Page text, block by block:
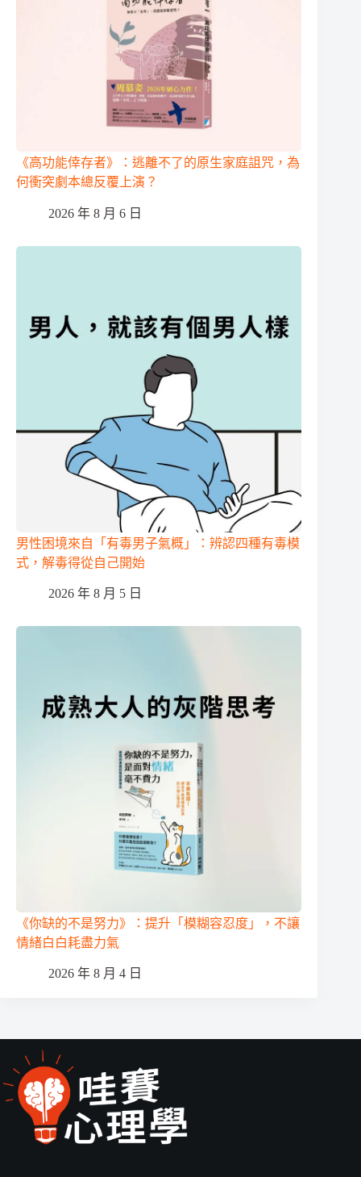
《高功能倖存者》：逃離不了的原生家庭詛咒，為
何衝突劇本總反覆上演？
2026 年 8 月 6 日
男性困境來自「有毒男子氣概」：辨認四種有毒模
式，解毒得從自己開始
2026 年 8 月 5 日
《你缺的不是努力》：提升「模糊容忍度」，不讓
情緒白白耗盡力氣
2026 年 8 月 4 日